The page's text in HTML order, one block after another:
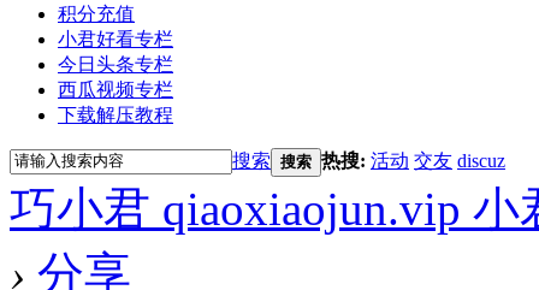
积分充值
小君好看专栏
今日头条专栏
西瓜视频专栏
下载解压教程
搜索 搜索 热搜: 活动 交友 discuz
巧小君 qiaoxiaojun.vip
› 分享